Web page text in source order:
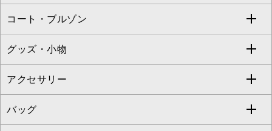
カーディガン
アンサンブルセット
ベスト・ジレ
パーカー
チュニック
ジャンパースカート
その他のワンピース・ドレス
クロップド・半端丈パンツ
ガウチョ・ワイドパンツ
ハーフ・ショート丈パンツ
サロペット・オールインワン
ロング・マキシ丈スカート
ひざ丈スカート
ミモレ丈スカート
ショート・ミニ丈スカート
すべてのジャケット・スーツ
テーラードジャケット
ノーカラージャケット
セットアップ
コート・ブルゾン
すべてのコート・ブルゾン
トレンチコート
ピーコート
グッズ・小物
すべてのグッズ・小物
マスク
アクセサリー
すべてのアクセサリー
バッグ